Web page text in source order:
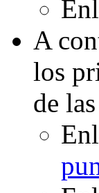
A
los
de